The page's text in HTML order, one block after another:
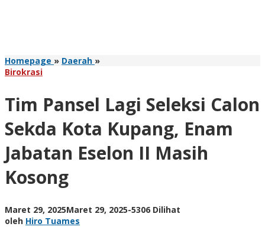
Homepage » Daerah »Tim
Sekda
Kupang,
Enam
Jabatan
Eselon
Birokrasi
Tim Pansel Lagi Seleksi Calon
Sekda Kota Kupang, Enam
Jabatan Eselon II Masih
Kosong
Maret 29, 2025Maret 29, 2025oleh
-5306 Dilihat
oleh Hiro Tuames